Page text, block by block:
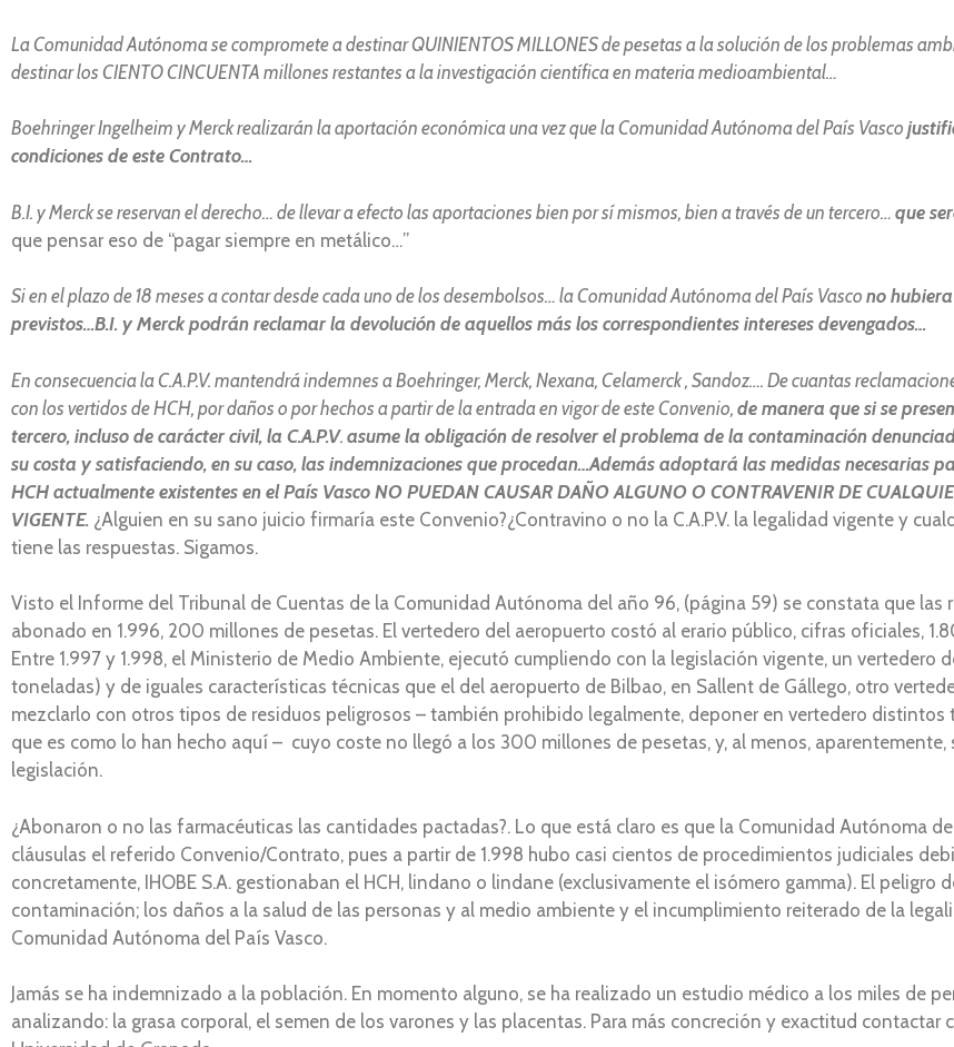
La Comunidad Autónoma se compromete a destinar QUINIENTOS MILLONES de pesetas a la solución de los problemas
destinar los CIENTO CINCUENTA millones restantes a la investigación científica en materia medioambiental…
Boehringer Ingelheim y Merck realizarán la aportación económica una vez que la Comunidad Autónoma del País Vasco
condiciones de este Contrato…
B.I. y Merck se reservan el derecho… de llevar a efecto las aportaciones bien por sí mismos, bien a través de un tercero… que
que pensar eso de “pagar siempre en metálico…”
Si en el plazo de 18 meses a contar desde cada uno de los desembolsos… la Comunidad Autónoma del País Vasco no
previstos…B.I. y Merck podrán reclamar la devolución de aquellos más los correspondientes intereses devengados…
En consecuencia la C.A.P.V. mantendrá indemnes a Boehringer, Merck, Nexana, Celamerck , Sandoz…. De cuantas
con los vertidos de HCH, por daños o por hechos a partir de la entrada en vigor de este Convenio, de manera que si se
tercero, incluso de carácter civil, la C.A.P.V. asume la obligación de resolver el problema de la contaminación
su costa y satisfaciendo, en su caso, las indemnizaciones que procedan…Además adoptará las medidas necesarias
HCH actualmente existentes en el País Vasco NO PUEDAN CAUSAR DAÑO ALGUNO O CONTRAVENIR DE
VIGENTE. ¿Alguien en su sano juicio firmaría este Convenio?¿Contravino o no la C.A.P.V. la legalidad vigente y
tiene las respuestas. Sigamos.
Visto el Informe del Tribunal de Cuentas de la Comunidad Autónoma del año 96, (página 59) se constata que
abonado en 1.996, 200 millones de pesetas. El vertedero del aeropuerto costó al erario público, cifras oficiales,
Entre 1.997 y 1.998, el Ministerio de Medio Ambiente, ejecutó cumpliendo con la legislación vigente, un vertedero
toneladas) y de iguales características técnicas que el del aeropuerto de Bilbao, en Sallent de Gállego, otro
mezclarlo con otros tipos de residuos peligrosos – también prohibido legalmente, deponer en vertedero distintos
que es como lo han hecho aquí – cuyo coste no llegó a los 300 millones de pesetas, y, al menos, aparentemente,
legislación.
¿Abonaron o no las farmacéuticas las cantidades pactadas?. Lo que está claro es que la Comunidad Autónoma
cláusulas el referido Convenio/Contrato, pues a partir de 1.998 hubo casi cientos de procedimientos judiciales
concretamente, IHOBE S.A. gestionaban el HCH, lindano o lindane (exclusivamente el isómero gamma). El peligro
contaminación; los daños a la salud de las personas y al medio ambiente y el incumplimiento reiterado de la
Comunidad Autónoma del País Vasco.
Jamás se ha indemnizado a la población. En momento alguno, se ha realizado un estudio médico a los miles de
analizando: la grasa corporal, el semen de los varones y las placentas. Para más concreción y exactitud contactar